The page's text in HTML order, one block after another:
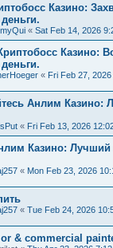
Казино:
« Sat Feb 14, 2026
Казино:
« Fri Feb 27,
Анлим Казино:
« Fri Feb 13, 2026
Казино: Лучший
« Mon Feb 23, 2026
« Tue Feb 24, 2026
& commercial